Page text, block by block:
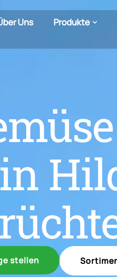
Uns Produkte
stellen